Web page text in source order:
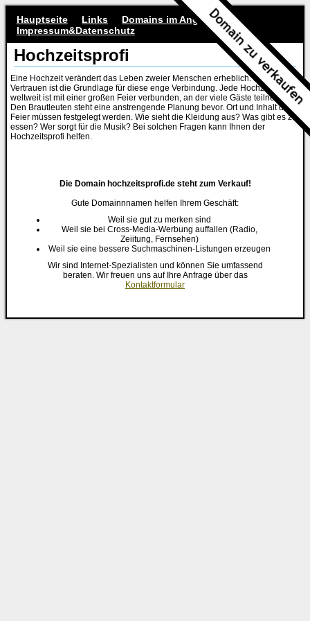
Hauptseite Links
Domains im Angebot
Impressum&Datenschutz
Hochzeitsprofi
Eine Hochzeit verändert das Leben zweier Menschen erheblich. Besonderes
Vertrauen ist die Grundlage für diese enge Verbindung. Jede Hochzeit
weltweit ist mit einer großen Feier verbunden, an der viele Gäste teilnehmen.
Den Brautleuten steht eine anstrengende Planung bevor. Ort und Inhalt der
Feier müssen festgelegt werden. Wie sieht die Kleidung aus? Was gibt es zu
essen? Wer sorgt für die Musik? Bei solchen Fragen kann Ihnen der
Hochzeitsprofi helfen.
Die Domain hochzeitsprofi.de steht zum Verkauf!
Gute Domainnnamen helfen Ihrem Geschäft:
Weil sie gut zu merken sind
Weil sie bei Cross-Media-Werbung auffallen (Radio,
Zeiitung, Fernsehen)
Weil sie eine bessere Suchmaschinen-Listungen erzeugen
Wir sind Internet-Spezialisten und können Sie umfassend
beraten. Wir freuen uns auf Ihre Anfrage über das
Kontaktformular